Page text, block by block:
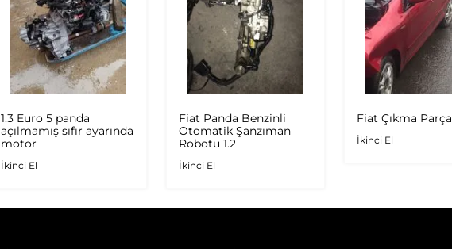
1.3 Euro 5 panda
açılmamış sıfır ayarında
motor
İkinci El
Fiat Panda Benzinli
Otomatik Şanzıman
Robotu 1.2
İkinci El
Fiat Çıkma Parça
İkinci El